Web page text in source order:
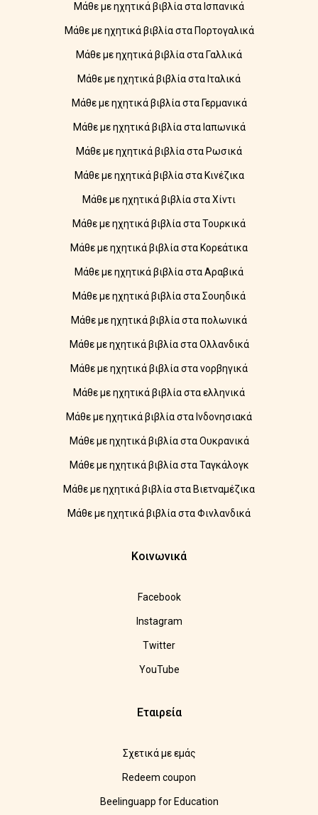
Μάθε με ηχητικά βιβλία στα Ισπανικά
Μάθε με ηχητικά βιβλία στα Πορτογαλικά
Μάθε με ηχητικά βιβλία στα Γαλλικά
Μάθε με ηχητικά βιβλία στα Ιταλικά
Μάθε με ηχητικά βιβλία στα Γερμανικά
Μάθε με ηχητικά βιβλία στα Ιαπωνικά
Μάθε με ηχητικά βιβλία στα Ρωσικά
Μάθε με ηχητικά βιβλία στα Κινέζικα
Μάθε με ηχητικά βιβλία στα Χίντι
Μάθε με ηχητικά βιβλία στα Τουρκικά
Μάθε με ηχητικά βιβλία στα Κορεάτικα
Μάθε με ηχητικά βιβλία στα Αραβικά
Μάθε με ηχητικά βιβλία στα Σουηδικά
Μάθε με ηχητικά βιβλία στα πολωνικά
Μάθε με ηχητικά βιβλία στα Ολλανδικά
Μάθε με ηχητικά βιβλία στα νορβηγικά
Μάθε με ηχητικά βιβλία στα ελληνικά
Μάθε με ηχητικά βιβλία στα Ινδονησιακά
Μάθε με ηχητικά βιβλία στα Ουκρανικά
Μάθε με ηχητικά βιβλία στα Ταγκάλογκ
Μάθε με ηχητικά βιβλία στα Βιετναμέζικα
Μάθε με ηχητικά βιβλία στα Φινλανδικά
Κοινωνικά
Facebook
Instagram
Twitter
YouTube
Εταιρεία
Σχετικά με εμάς
Redeem coupon
Beelinguapp for Education